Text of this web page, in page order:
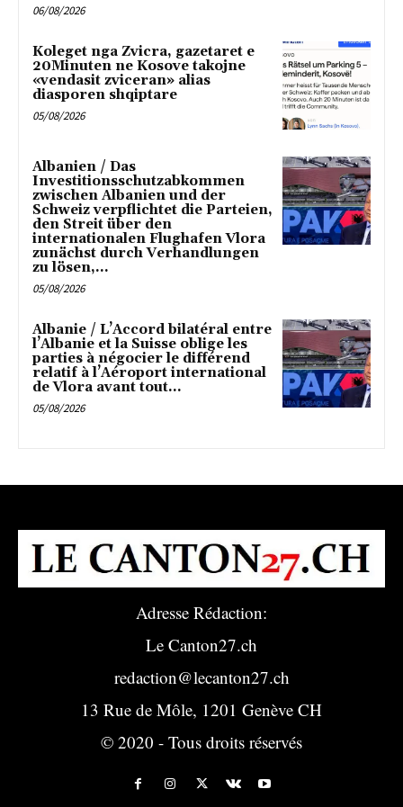
06/08/2026
Koleget nga Zvicra, gazetaret e
20Minuten ne Kosove takojne
«vendasit zviceran» alias
diasporen shqiptare
05/08/2026
Albanien / Das
Investitionsschutzabkommen
zwischen Albanien und der
Schweiz verpflichtet die Parteien,
den Streit über den
internationalen Flughafen Vlora
zunächst durch Verhandlungen
zu lösen,...
05/08/2026
Albanie / L’Accord bilatéral entre
l’Albanie et la Suisse oblige les
parties à négocier le différend
relatif à l’Aéroport international
de Vlora avant tout...
05/08/2026
Adresse Rédaction:
Le Canton27.ch
redaction@lecanton27.ch
13 Rue de Môle, 1201 Genève CH
© 2020 - Tous droits réservés